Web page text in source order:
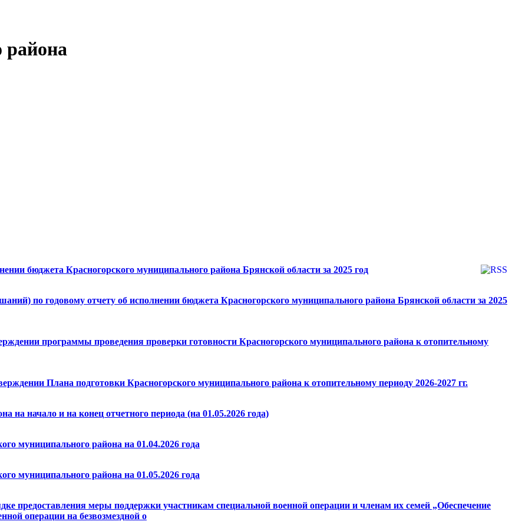
района
бюджета Красногорского муниципального района Брянской области за 2025 год
по годовому отчету об исполнении бюджета Красногорского муниципального района Брянской области за 2025
программы проведения проверки готовности Красногорского муниципального района к отопительному
Плана подготовки Красногорского муниципального района к отопительному периоду 2026-2027 гг.
на начало и на конец отчетного периода (на 01.05.2026 года)
муниципального района на 01.04.2026 года
муниципального района на 01.05.2026 года
предоставления меры поддержки участникам специальной военной операции и членам их семей „Обеспечение
операции на безвозмездной о